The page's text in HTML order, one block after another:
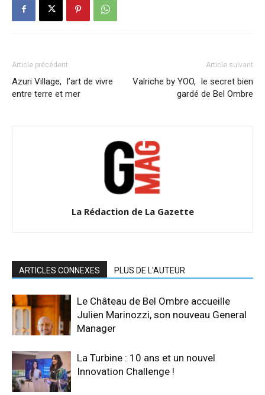
Article précédent
Azuri Village, l’art de vivre
entre terre et mer
Article suivant
Valriche by YOO, le secret bien
gardé de Bel Ombre
La Rédaction de La Gazette
ARTICLES CONNEXES PLUS DE L'AUTEUR
Le Château de Bel Ombre accueille
Julien Marinozzi, son nouveau General
Manager
La Turbine : 10 ans et un nouvel
Innovation Challenge !